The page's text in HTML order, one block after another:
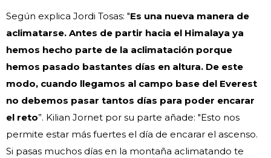
Según explica Jordi Tosas: "Es una nueva manera de
aclimatarse. Antes de partir hacia el Himalaya ya
hemos hecho parte de la aclimatación porque
hemos pasado bastantes días en altura. De este
modo, cuando llegamos al campo base del Everest
no debemos pasar tantos días para poder encarar
el reto”. Kilian Jornet por su parte añade: "Esto nos
permite estar más fuertes el día de encarar el ascenso.
Si pasas muchos días en la montaña aclimatando te